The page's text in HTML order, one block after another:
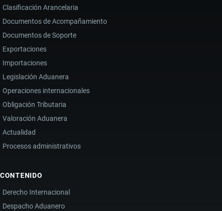
Clasificación Arancelaria
Documentos de Acompañamiento
Documentos de Soporte
Exportaciones
Importaciones
Legislación Aduanera
Operaciones internacionales
Obligación Tributaria
Valoración Aduanera
Actualidad
Procesos administrativos
CONTENIDO
Derecho Internacional
Despacho Aduanero